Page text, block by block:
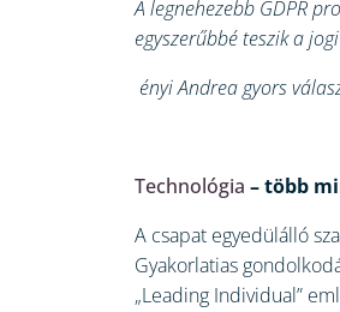
A legnehezebb GDPR
egyszerűbbé teszik a
ényi Andrea gyors
Technológia – több
A csapat egyedülálló
Gyakorlatias
„Leading Individual”